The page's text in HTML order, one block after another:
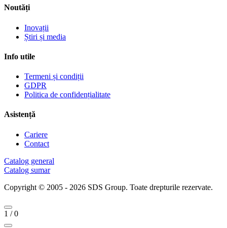
Noutăți
Inovații
Știri și media
Info utile
Termeni și condiții
GDPR
Politica de confidențialitate
Asistență
Cariere
Contact
Catalog general
Catalog sumar
Copyright © 2005 - 2026 SDS Group. Toate drepturile rezervate.
1 /0